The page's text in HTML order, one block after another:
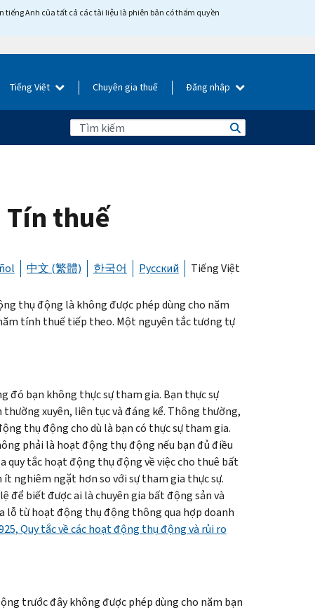
tiếng Anh của tất cả các tài liệu là phiên bản có thẩm quyền
Tiếng Việt Chuyên gia thuế Đăng nhập
Tín thuế
中文 (繁體) 한국어 Русский Tiếng Việt
thụ động là không được phép dùng cho năm
tính thuế tiếp theo. Một nguyên tắc tương tự
bạn không thực sự tham gia. Bạn thực sự
xuyên, liên tục và đáng kể. Thông thường,
thụ động cho dù là bạn có thực sự tham gia.
phải là hoạt động thụ động nếu bạn đủ điều
quy tắc hoạt động thụ động về việc cho thuê bất
nghiêm ngặt hơn so với sự tham gia thực sự.
để biết được ai là chuyên gia bất động sản và
lỗ từ hoạt động thụ động thông qua hợp doanh
Quy tắc về các hoạt động thụ động và rủi ro
trước đây không được phép dùngcho năm bạn